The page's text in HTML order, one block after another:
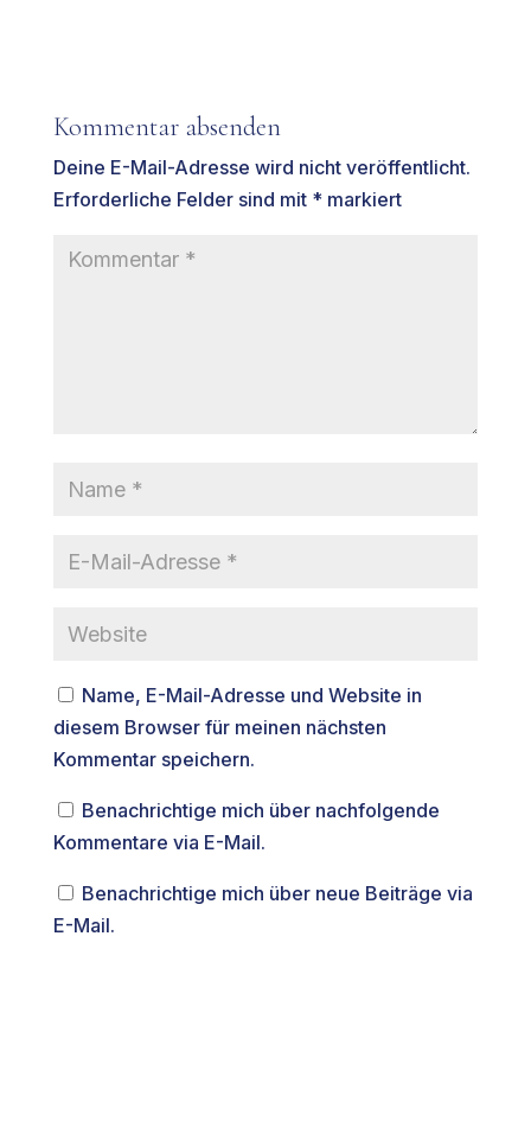
Kommentar absenden
Deine E-Mail-Adresse wird nicht veröffentlicht.
Erforderliche Felder sind mit *markiert
Name, E-Mail-Adresse und Website in
diesem Browser für meinen nächsten
Kommentar speichern.
Benachrichtige mich über nachfolgende
Kommentare via E-Mail.
Benachrichtige mich über neue Beiträge via
E-Mail.